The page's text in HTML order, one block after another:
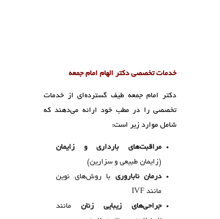
خدمات تخصصی دکتر الهام امام جمعه
دکتر امام جمعه طیف گسترده‌ای از خدمات
تخصصی را در مطب خود ارائه می‌دهند که
شامل موارد زیر است:
مراقبت‌های بارداری و زایمان
(زایمان طبیعی و سزارین)
درمان ناباروری با روش‌های نوین
مانند IVF
جراحی‌های زیبایی زنان مانند